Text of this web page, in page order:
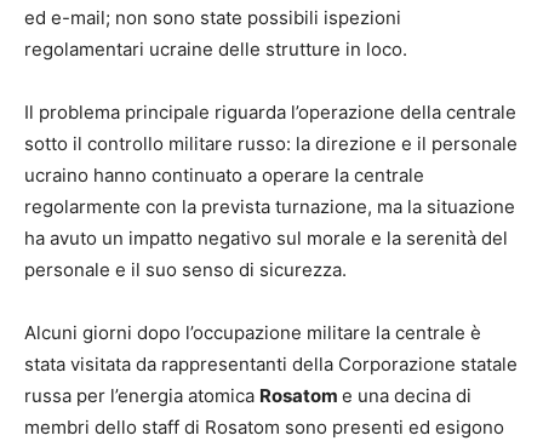
ed e-mail; non sono state possibili ispezioni
regolamentari ucraine delle strutture in loco.
Il problema principale riguarda l’operazione della centrale
sotto il controllo militare russo: la direzione e il personale
ucraino hanno continuato a operare la centrale
regolarmente con la prevista turnazione, ma la situazione
ha avuto un impatto negativo sul morale e la serenità del
personale e il suo senso di sicurezza.
Alcuni giorni dopo l’occupazione militare la centrale è
stata visitata da rappresentanti della Corporazione statale
russa per l’energia atomica Rosatom e una decina di
membri dello staff di Rosatom sono presenti ed esigono